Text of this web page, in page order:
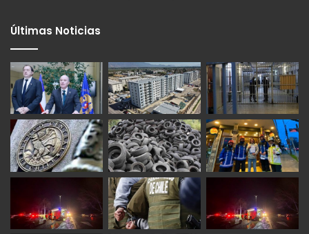
Últimas Noticias